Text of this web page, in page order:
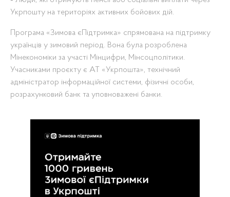
Укрпошту на територіях активних бойових дій.
Програма «Зимова єПідтримка» спрямована на підтримку
українців у зимовий період. Вона була розроблена
Мінекономіки за участі Мінцифри, Мінсоцполітики.
Учасниками проєкту є АТ «Укрпошта», технічний
адміністратор інформаційної системи, фізичні особи,
розрахунковий банк та уповноважені банки.